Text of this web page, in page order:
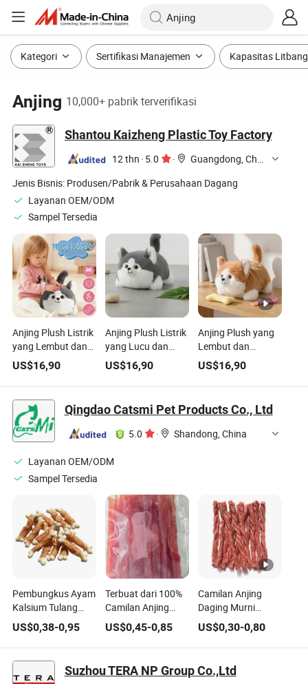
Kategori Sertifikasi Manajemen Kapasitas Litbang
Anjing 10,000+ pabrik terverifikasi
Shantou Kaizheng Plastic Toy Factory
12 thn · 5.0 ·
Guangdong, China
Jenis Bisnis: Produsen/Pabrik & Perusahaan Dagang
Layanan OEM/ODM
Sampel Tersedia
Anjing Plush Listrik
yang Lembut dan
Menggemaskan
dengan Suara dan
Gerakan yang Ceria
US$16,90
Anjing Plush Listrik
yang Lucu dan
Lembut dengan
Gerakan yang Ceria
US$16,90
Anjing Plush yang
Lembut dan
Interaktif dengan
Suara yang Ceria
US$16,90
Qingdao Catsmi Pet Products Co., Ltd
5.0 · Shandong, China
Layanan OEM/ODM
Sampel Tersedia
Pembungkus Ayam
Kalsium Tulang
Perawatan Gigi
Anjing Makanan
Hewan Peliharaan
Grosir dan Toko
Hewan Peliharaan
US$0,38-0,95
Terbuat dari 100%
Camilan Anjing
Batang Bebek
Lembut Alami
US$0,45-0,85
Camilan Anjing
Daging Murni
Paduan Hati Ayam
Pemasok OEM
US$0,30-0,80
Suzhou TERA NP Group Co.,Ltd